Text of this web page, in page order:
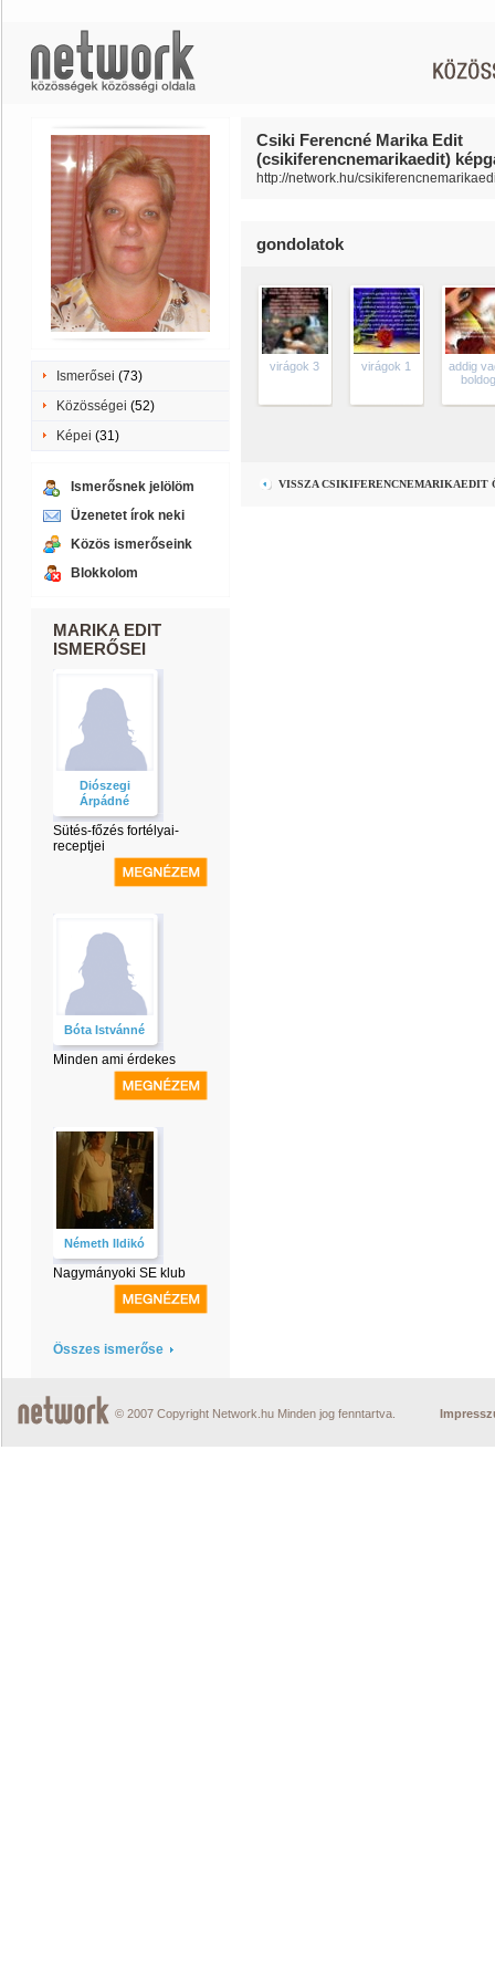
Ismerősei (73)
Közösségei (52)
Képei (31)
Ismerősnek jelölöm
Üzenetet írok neki
Közös ismerőseink
Blokkolom
MARIKA EDIT
ISMERŐSEI
Diószegi
Árpádné
Sütés-főzés fortélyai-
receptjei
Bóta Istvánné
Minden ami érdekes
Németh Ildikó
Nagymányoki SE klub
Összes ismerőse
Csiki Ferencné Marika Edit
(csikiferencnemarikaedit)
http://network.hu/
gondolatok
virágok 3 virágok 1
addig
boldog
VISSZA CSIKIFERENCNEMARIKAEDIT
© 2007 Copyright Network.hu Minden jog fenntartva.